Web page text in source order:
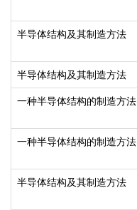
半导体结构及其制造方法
半导体结构及其制造方法
一种半导体结构的制造方法
一种半导体结构的制造方法
半导体结构及其制造方法